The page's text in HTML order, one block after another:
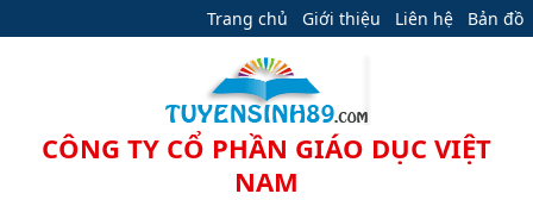
Trang chủ Giới thiệu Liên hệ Bản đồ
CÔNG TY CỔ PHẦN GIÁO DỤC VIỆT
NAM